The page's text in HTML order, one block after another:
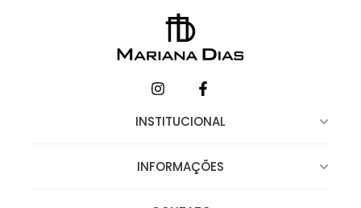
INSTITUCIONAL
INFORMAÇÕES